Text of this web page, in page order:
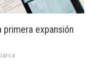
primera expansión